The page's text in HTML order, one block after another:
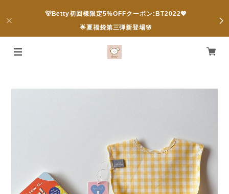
🐻Betty初回様限定5%OFFクーポン:BT2022💖
🌟夏福袋第三弾新登場🌸